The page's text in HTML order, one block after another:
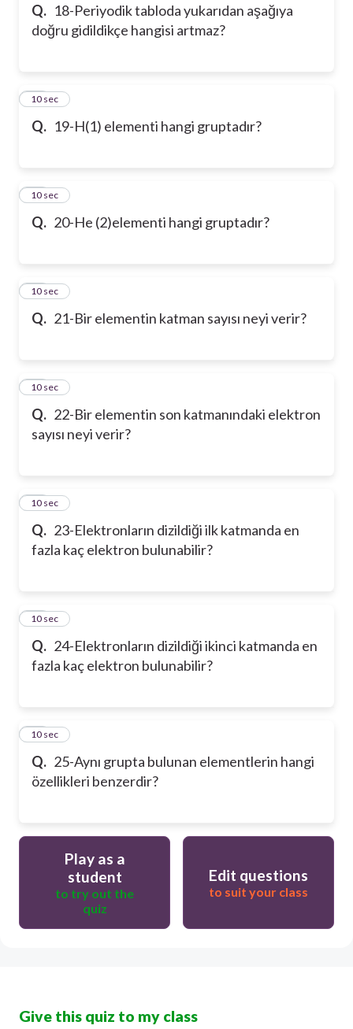
Q. 18-Periyodik tabloda yukarıdan aşağıya
doğru gidildikçe hangisi artmaz?
Q. 19-H(1) elementi hangi gruptadır?
19
10 sec
Q. 20-He (2)elementi hangi gruptadır?
20
10 sec
Q. 21-Bir elementin katman sayısı neyi verir?
21
10 sec
Q. 22-Bir elementin son katmanındaki elektron
sayısı neyi verir?
22
10 sec
Q. 23-Elektronların dizildiği ilk katmanda en
fazla kaç elektron bulunabilir?
23
10 sec
Q. 24-Elektronların dizildiği ikinci katmanda en
fazla kaç elektron bulunabilir?
24
10 sec
Q. 25-Aynı grupta bulunan elementlerin hangi
özellikleri benzerdir?
25
10 sec
Play as a
student
to try out the
quiz
Edit questions
to suit your class
Give this quiz to my class